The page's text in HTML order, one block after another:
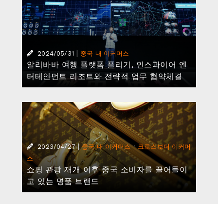
2024/05/31 중국 내 이커머스
알리바바 여행 플랫폼 플리기, 인스파이어 엔
터테인먼트 리조트와 전략적 업무 협약체결
2023/04/27 | 중국 내 이커머스·크로스보더 이커머
스
쇼핑 관광 재개 이후 중국 소비자를 끌어들이
고 있는 명품 브랜드